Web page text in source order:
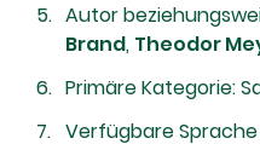
Autor
Brand, Theodor
Primäre Kategorie:
Verfügbare